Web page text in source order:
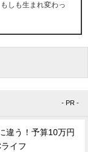
しも生まれ変わっ
- PR -
違う！予算10万円
イフ